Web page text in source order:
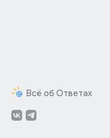
Всё об Ответах